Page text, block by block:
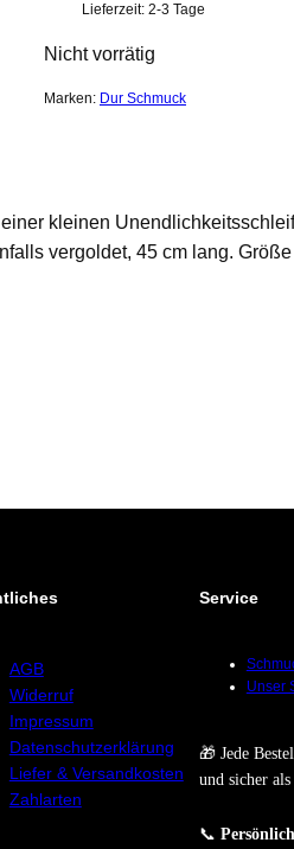
Lieferzeit: 2-3 Tage
Nicht vorrätig
Marken: Dur Schmuck
kleinen
vergoldet, 45 cm lang.
AGB
Widerruf
Impressum
Datenschutzerklärung
Liefer & Versandkosten
Zahlarten
Service
Unser
🎁 Jede
und sicher
📞